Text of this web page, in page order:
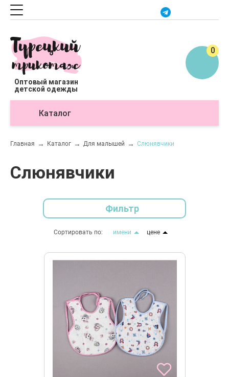
Оптовый магазин
детской одежды
0
Каталог
Главная Каталог Для малышей Слюнявчики
Слюнявчики
Фильтр
Сортировать по: имени цене